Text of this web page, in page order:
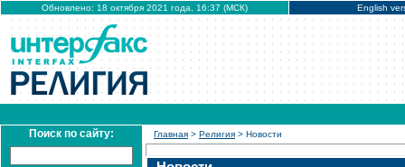
Обновлено: 18 октября 2021 года, 16:37 (МСК) English
Поиск по сайту: Главная > Религия > Новости